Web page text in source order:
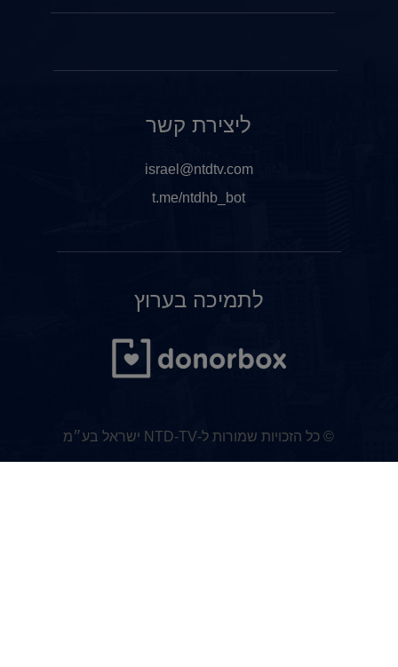
לתמיכה בערוץ
ליצירת קשר
israel@ntdtv.com
t.me/ntdhb_bot
© כל הזכויות שמורות ל-NTD-TV ישראל בע״מ